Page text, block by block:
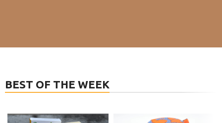
BEST OF THE WEEK